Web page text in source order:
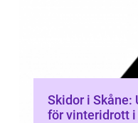
Skidor i
för vinteridrott